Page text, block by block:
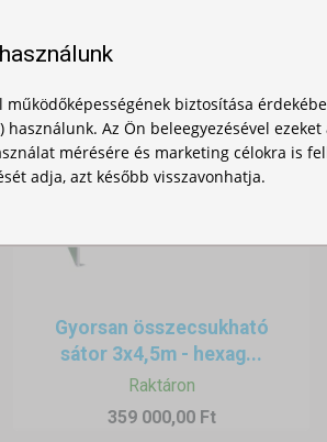
Gyorsan összecsukható
sátor 3x4,5m - hexag...
Raktáron
359 000,00 Ft
működőképességének biztosítása
használunk. Az Ön beleegyezésével ezeket
mérésére és marketing célokra is
adja, azt később visszavonhatja.